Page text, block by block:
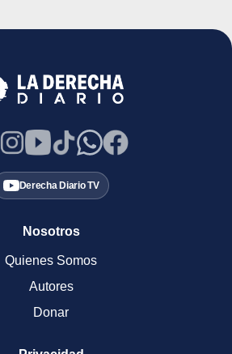
Derecha Diario TV
Nosotros
Quienes Somos
Autores
Donar